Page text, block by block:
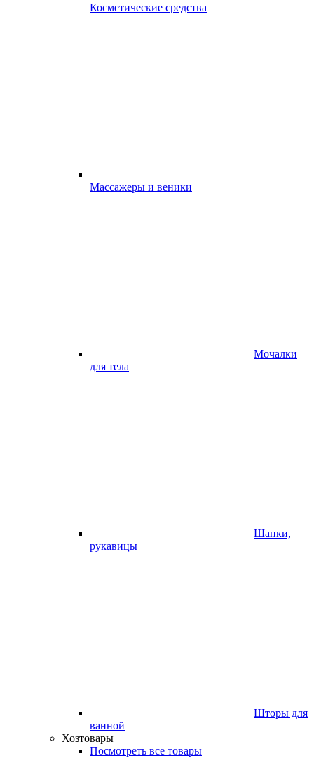
Косметические средства
Массажеры и веники
Мочалки
для тела
Шапки,
рукавицы
Шторы для
ванной
Хозтовары
Посмотреть все товары